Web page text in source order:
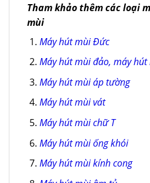
Tham khảo thêm các loại
mùi
Máy hút mùi Đức
Máy hút mùi đảo, máy
Máy hút mùi áp tường
Máy hút mùi vát
Máy hút mùi chữ T
Máy hút mùi ống khói
Máy hút mùi kính cong